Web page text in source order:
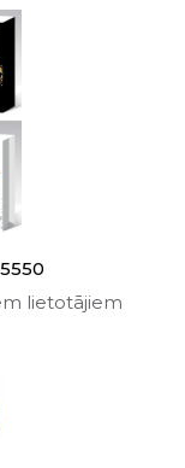
lietotājiem